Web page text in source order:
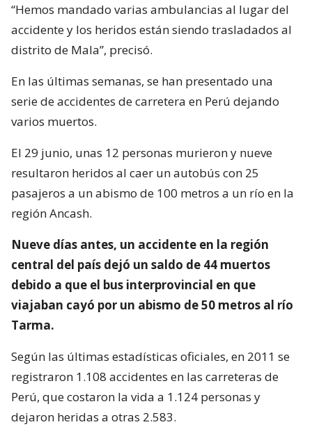
“Hemos mandado varias ambulancias al lugar del
accidente y los heridos están siendo trasladados al
distrito de Mala”, precisó.
En las últimas semanas, se han presentado una
serie de accidentes de carretera en Perú dejando
varios muertos.
El 29 junio, unas 12 personas murieron y nueve
resultaron heridos al caer un autobús con 25
pasajeros a un abismo de 100 metros a un río en la
región Ancash.
Nueve días antes, un accidente en la región
central del país dejó un saldo de 44 muertos
debido a que el bus interprovincial en que
viajaban cayó por un abismo de 50 metros al río
Tarma.
Según las últimas estadísticas oficiales, en 2011 se
registraron 1.108 accidentes en las carreteras de
Perú, que costaron la vida a 1.124 personas y
dejaron heridas a otras 2.583.